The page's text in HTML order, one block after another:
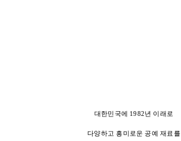
대한민국에 1982년 이래로
다양하고 흥미로운 공예 재료를